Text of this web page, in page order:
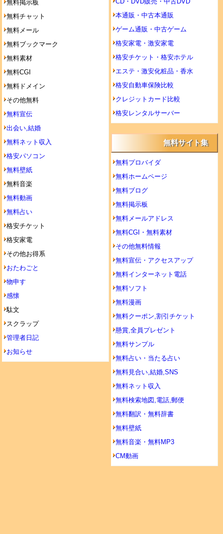
無料掲示板
無料チャット
無料メール
無料ブックマーク
無料素材
無料CGI
無料ドメイン
その他無料
無料宣伝
出会い,結婚
無料ネット収入
格安パソコン
無料壁紙
無料音楽
無料動画
無料占い
格安チケット
格安家電
その他お得系
おたわごと
物申す
感懐
駄文
スクラップ
管理者日記
お知らせ
本通販・中古本通販
ゲーム通販・中古ゲーム
格安家電・激安家電
格安チケット・格安ホテル
エステ・激安化粧品・香水
格安自動車保険比較
クレジットカード比較
格安レンタルサーバー
無料サイト集
無料プロバイダ
無料ホームページ
無料ブログ
無料掲示板
無料メールアドレス
無料CGI・無料素材
その他無料情報
無料宣伝・アクセスアップ
無料インターネット電話
無料ソフト
無料漫画
無料クーポン,割引チケット
懸賞,全員プレゼント
無料サンプル
無料占い・当たる占い
無料見合い,結婚,SNS
無料ネット収入
無料検索地図,電話,郵便
無料翻訳・無料辞書
無料壁紙
無料音楽・無料MP3
CM動画